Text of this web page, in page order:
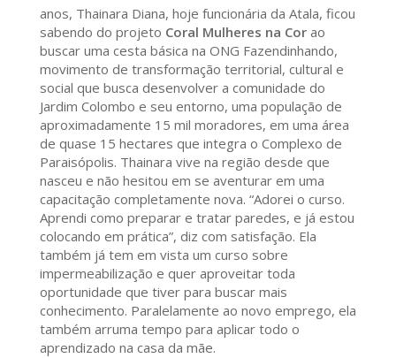
anos, Thainara Diana, hoje funcionária da Atala, ficou
sabendo do projeto Coral Mulheres na Corao
buscar uma cesta básica na ONG Fazendinhando,
movimento de transformação territorial, cultural e
social que busca desenvolver a comunidade do
Jardim Colombo e seu entorno, uma população de
aproximadamente 15 mil moradores, em uma área
de quase 15 hectares que integra o Complexo de
Paraisópolis. Thainara vive na região desde que
nasceu e não hesitou em se aventurar em uma
capacitação completamente nova. “Adorei o curso.
Aprendi como preparar e tratar paredes, e já estou
colocando em prática”, diz com satisfação. Ela
também já tem em vista um curso sobre
impermeabilização e quer aproveitar toda
oportunidade que tiver para buscar mais
conhecimento. Paralelamente ao novo emprego, ela
também arruma tempo para aplicar todo o
aprendizado na casa da mãe.